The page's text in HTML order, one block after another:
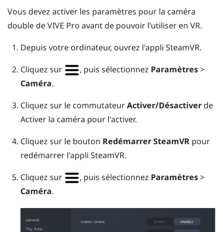
Vous devez activer les paramètres pour la caméra
double deVIVE Pro avant de pouvoir l’utiliser en VR.
Depuis votre ordinateur, ouvrez l'appli SteamVR.
Cliquez sur
, puis sélectionnez Paramètres>
Caméra.
Cliquez sur le commutateurActiver/Désactiverde
Activer la caméra pour l'activer.
Cliquez sur le bouton Redémarrer SteamVRpour
redémarrer l'appli SteamVR.
Cliquez sur
, puis sélectionnez Paramètres>
Caméra.